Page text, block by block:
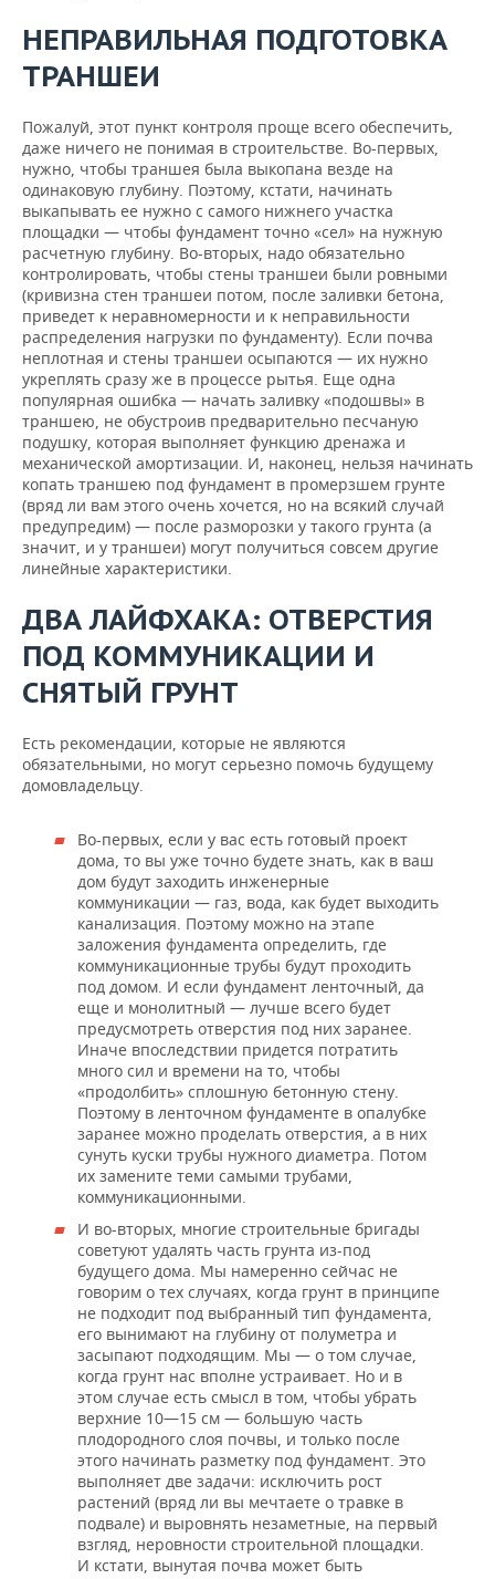
НЕПРАВИЛЬНАЯ ПОДГОТОВКА
ТРАНШЕИ
Пожалуй, этот пункт контроля проще всего обеспечить,
даже ничего не понимая в строительстве. Во-первых,
нужно, чтобы траншея была выкопана везде на
одинаковую глубину. Поэтому, кстати, начинать
выкапывать ее нужно с самого нижнего участка
площадки — чтобы фундамент точно «сел» на нужную
расчетную глубину. Во-вторых, надо обязательно
контролировать, чтобы стены траншеи были ровными
(кривизна стен траншеи потом, после заливки бетона,
приведет к неравномерности и к неправильности
распределения нагрузки по фундаменту). Если почва
неплотная и стены траншеи осыпаются — их нужно
укреплять сразу же в процессе рытья. Еще одна
популярная ошибка — начать заливку «подошвы» в
траншею, не обустроив предварительно песчаную
подушку, которая выполняет функцию дренажа и
механической амортизации. И, наконец, нельзя начинать
копать траншею под фундамент в промерзшем грунте
(вряд ли вам этого очень хочется, но на всякий случай
предупредим) — после разморозки у такого грунта (а
значит, и у траншеи) могут получиться совсем другие
линейные характеристики.
ДВА ЛАЙФХАКА: ОТВЕРСТИЯ
ПОД КОММУНИКАЦИИ И
СНЯТЫЙ ГРУНТ
Есть рекомендации, которые не являются
обязательными, но могут серьезно помочь будущему
домовладельцу.
Во-первых, если у вас есть готовый проект
дома, то вы уже точно будете знать, как в ваш
дом будут заходить инженерные
коммуникации — газ, вода, как будет выходить
канализация. Поэтому можно на этапе
заложения фундамента определить, где
коммуникационные трубы будут проходить
под домом. И если фундамент ленточный, да
еще и монолитный — лучше всего будет
предусмотреть отверстия под них заранее.
Иначе впоследствии придется потратить
много сил и времени на то, чтобы
«продолбить» сплошную бетонную стену.
Поэтому в ленточном фундаменте в опалубке
заранее можно проделать отверстия, а в них
сунуть куски трубы нужного диаметра. Потом
их замените теми самыми трубами,
коммуникационными.
И во-вторых, многие строительные бригады
советуют удалять часть грунта из-под
будущего дома. Мы намеренно сейчас не
говорим о тех случаях, когда грунт в принципе
не подходит под выбранный тип фундамента,
его вынимают на глубину от полуметра и
засыпают подходящим. Мы — о том случае,
когда грунт нас вполне устраивает. Но и в
этом случае есть смысл в том, чтобы убрать
верхние 10—15 см — большую часть
плодородного слоя почвы, и только после
этого начинать разметку под фундамент. Это
выполняет две задачи: исключить рост
растений (вряд ли вы мечтаете о травке в
подвале) и выровнять незаметные, на первый
взгляд, неровности строительной площадки.
И кстати, вынутая почва может быть